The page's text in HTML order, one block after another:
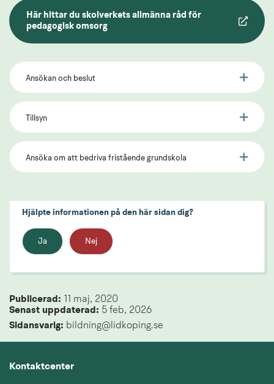
Här hittar du skolverkets allmänna råd för
pedagogisk omsorg
Länk till annan webbplats.
Ansökan och beslut
Tillsyn
Ansöka om att bedriva fristående grundskola
Hjälpte informationen på den här sidan dig?
Ja Nej
Publicerad:
11 maj, 2020
Senast uppdaterad: 5 feb, 2026
Sidansvarig: bildning@lidkoping.se
Kontaktcenter